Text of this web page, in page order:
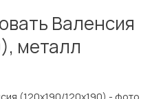
Валенсия
металл